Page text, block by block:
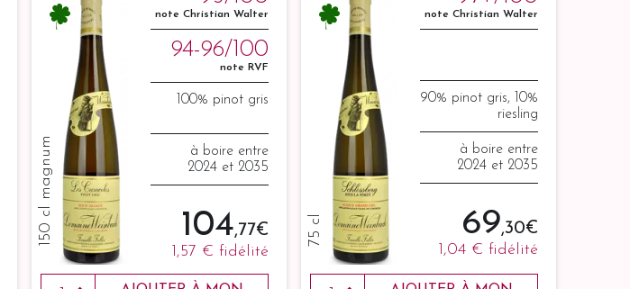
150 cl magnum
note Christian Walter
94-96/100
note RVF
100% pinot gris
à boire entre
2024 et 2035
104,77 €
1,57 € fidélité
75 cl
note Christian Walter
90% pinot gris, 10%
riesling
à boire entre
2024 et 2035
69,30 €
1,04 € fidélité